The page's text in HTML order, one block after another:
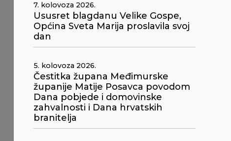
7. kolovoza 2026.
Ususret blagdanu Velike Gospe,
Općina Sveta Marija proslavila svoj
dan
5. kolovoza 2026.
Čestitka župana Međimurske
županije Matije Posavca povodom
Dana pobjede i domovinske
zahvalnosti i Dana hrvatskih
branitelja